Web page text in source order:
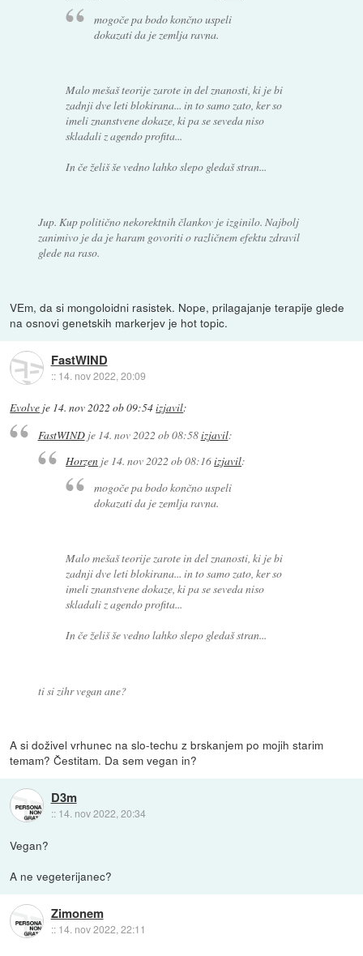
mogoče pa bodo končno uspeli
dokazati da je zemlja ravna.
Malo mešaš teorije zarote in del znanosti, ki je bi
zadnji dve leti blokirana... in to samo zato, ker so
imeli znanstvene dokaze, ki pa se seveda niso
skladali z agendo profita...
In če želiš še vedno lahko slepo gledaš stran...
Jup. Kup politično nekorektnih člankov je izginilo. Najbolj
zanimivo je da je haram govoriti o različnem efektu zdravil
glede na raso.
VEm, da si mongoloidni rasistek. Nope, prilagajanje terapije glede
na osnovi genetskih markerjev je hot topic.
FastWIND
:: 14. nov 2022, 20:09
Evolve je 14. nov 2022 ob 09:54izjavil:
FastWINDje 14. nov 2022 ob 08:58izjavil:
Horzen je 14. nov 2022 ob 08:16izjavil:
mogoče pa bodo končno uspeli
dokazati da je zemlja ravna.
Malo mešaš teorije zarote in del znanosti, ki je bi
zadnji dve leti blokirana... in to samo zato, ker so
imeli znanstvene dokaze, ki pa se seveda niso
skladali z agendo profita...
In če želiš še vedno lahko slepo gledaš stran...
ti si zihr vegan ane?
A si doživel vrhunec na slo-techu z brskanjem po mojih starim
temam? Čestitam. Da sem vegan in?
D3m
:: 14. nov 2022, 20:34
Vegan?
A ne vegeterijanec?
Zimonem
:: 14. nov 2022, 22:11